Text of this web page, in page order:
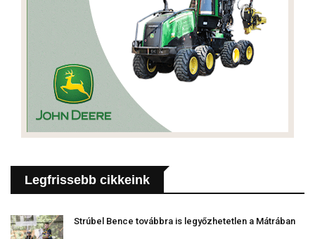
Legfrissebb cikkeink
Strúbel Bence továbbra is legyőzhetetlen a Mátrában